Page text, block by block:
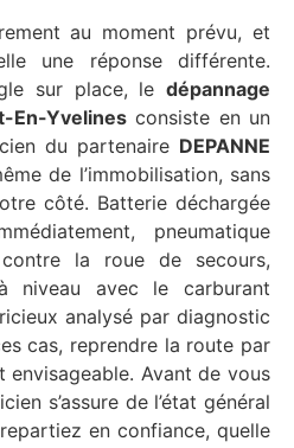
au moment prévu, et
une réponse différente.
sur place, le dépannage
En-Yvelinesconsiste en un
du partenaire DEPANNE
de l’immobilisation, sans
côté. Batterie déchargée
pneumatique
contre la roue de secours,
niveau avec le carburant
analysé par diagnostic
cas, reprendre la route par
envisageable. Avant de vous
s’assure de l’état général
en confiance, quelle